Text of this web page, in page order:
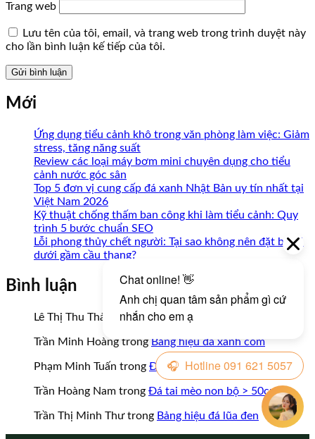
Trang web
Lưu tên của tôi, email, và trang web trong trình duyệt này
cho lần bình luận kế tiếp của tôi.
Mới
Ứng dụng tiểu cảnh khô trong văn phòng làm việc: Giảm
stress, tăng năng suất
Review các loại máy bơm mini chuyên dụng cho tiểu
cảnh nước góc sân
Top 5 đơn vị cung cấp đá xanh Nhật Bản uy tín nhất tại
Việt Nam 2026
Kỹ thuật chống thấm ban công khi làm tiểu cảnh: Quy
trình 5 bước chuẩn SEO
Lỗi phong thủy chết người: Tại sao không nên đặt bể cá
dưới gầm cầu thang?
Bình luận
Lê Thị Thu Thảo trong Bảng hiệu đá xanh cốm
Trần Minh Hoàng trong Bảng hiệu đá xanh cốm
Phạm Minh Tuấn trong Đá tai mèo non bộ > 50cm
Trần Hoàng Nam trong Đá tai mèo non bộ > 50cm
Trần Thị Minh Thưtrong Bảng hiệu đá lũa đen